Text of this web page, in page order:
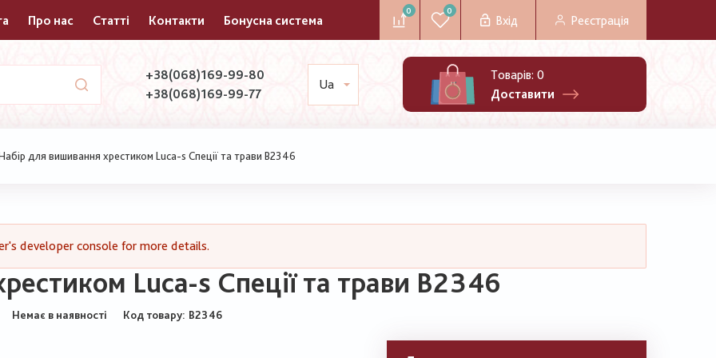
Про нас Статті Контакти Бонусна система
0 0
Вхід Реєстрація
+38(068)169-99-80
+38(068)169-99-77
Ua
Товарів: 0
Доставити
для вишивання хрестиком Luca-s Спеції та трави В2346
developer console for more details.
Luca-s Спеції та трави В2346
Немає в наявності Код товару В2346